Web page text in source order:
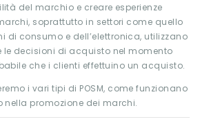
del marchio e creare esperienze
soprattutto in settori come quello
di consumo e dell’elettronica, utilizzano
le decisioni di acquisto nel momento
che i clienti effettuino un acquisto.
i vari tipi di POSM, come funzionano
nella promozione dei marchi.